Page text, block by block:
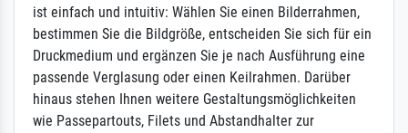
ist einfach und intuitiv: Wählen Sie einen Bilderrahmen,
bestimmen Sie die Bildgröße, entscheiden Sie sich für ein
Druckmedium und ergänzen Sie je nach Ausführung eine
passende Verglasung oder einen Keilrahmen. Darüber
hinaus stehen Ihnen weitere Gestaltungsmöglichkeiten
wie Passepartouts, Filets und Abstandhalter zur